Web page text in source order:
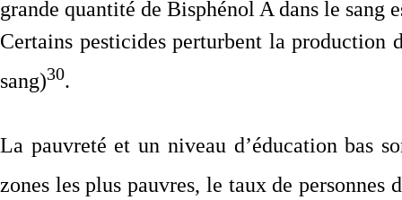
grande quantité de Bisphénol A dans le sang
Certains pesticides perturbent la production
sang)30.
La pauvreté et un niveau d’éducation bas
zones les plus pauvres, le taux de personnes